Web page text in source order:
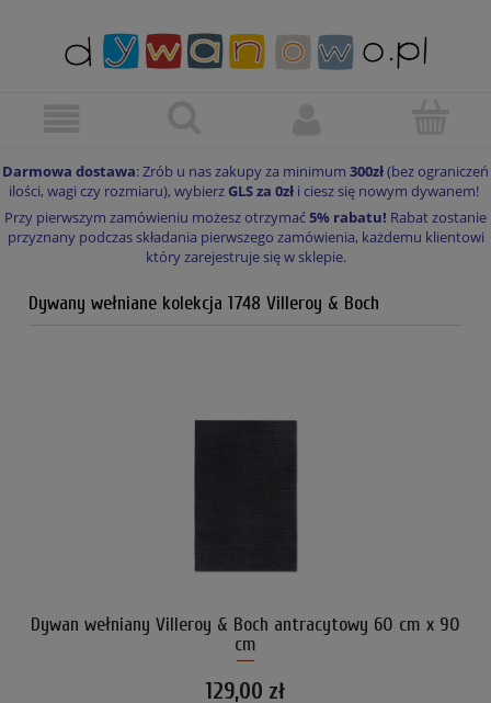
Darmowa dostawa: Zrób u nas zakupy za minimum 300zł(bez ograniczeń
ilości, wagi czy rozmiaru), wybierzGLS za 0zł i ciesz się nowym dywanem!
Przy pierwszym zamówieniu możesz otrzymać5% rabatu! Rabat zostanie
przyznany podczas składania pierwszego zamówienia, każdemu klientowi
który zarejestruje się w sklepie.
Dywany wełniane kolekcja 1748 Villeroy & Boch
Dywan wełniany Villeroy & Boch antracytowy 60 cm x 90
cm
129,00 zł